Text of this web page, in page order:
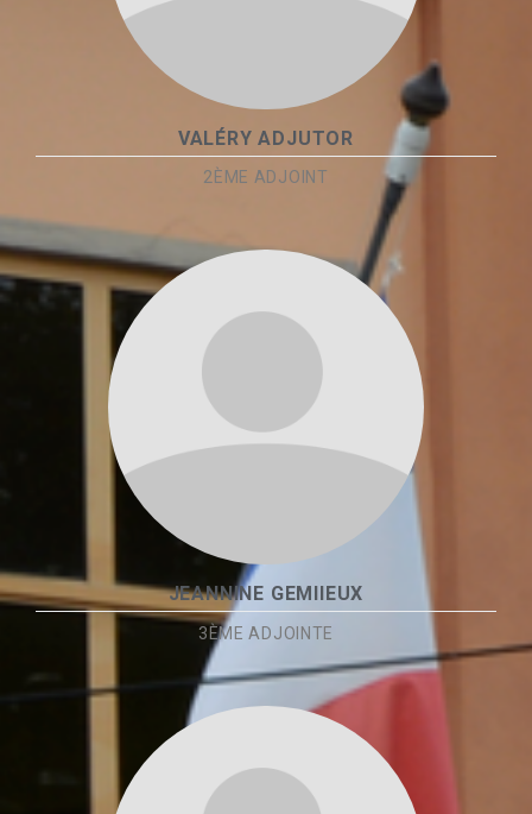
VALÉRY ADJUTOR
2ÈME ADJOINT
JEANNINE GEMIIEUX
3ÈME ADJOINTE